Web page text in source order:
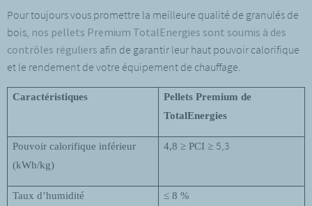
Pour toujours vous promettre la meilleure qualité de granulés de
bois, nos pellets Premium TotalEnergies sont soumis à des
contrôles réguliers afin de garantir leur haut pouvoir calorifique
et le rendement de votre équipement de chauffage.
Caractéristiques
Pellets Premium de
TotalEnergies
Pouvoir calorifique inférieur
(kWh/kg)
4,8 ≥ PCI ≥ 5,3
Taux d’humidité ≤ 8 %